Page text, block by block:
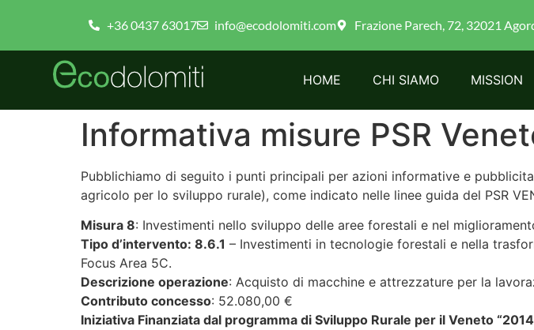
+36 0437 63017 info@ecodolomiti.com Frazione Parech, 72, 32021
HOME CHI SIAMO MISSION
Informativa misure PSR
Pubblichiamo di seguito i punti principali per azioni informative e
agricolo per lo sviluppo rurale), come indicato nelle linee guida del PSR
Misura 8: Investimenti nello sviluppo delle aree forestali e nel
Tipo d’intervento: 8.6.1 – Investimenti in tecnologie forestali e nella
Focus Area 5C.
Descrizione operazione: Acquisto di macchine e attrezzature per la
Contributo concesso: 52.080,00 €
Iniziativa Finanziata dal programma di Sviluppo Rurale per il Veneto